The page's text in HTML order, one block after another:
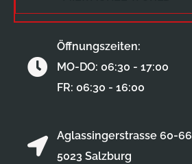
Aglassingerstrasse 60-66
5023 Salzburg
Öffnungszeiten:
MO-DO: 06:30 - 17:00
FR: 06:30 - 16:00